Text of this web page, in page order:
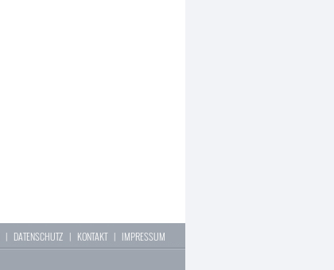
| DATENSCHUTZ | KONTAKT| IMPRESSUM